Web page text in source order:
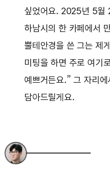
싶었어요. 2025년 5월
하남시의 한 카페에서
뿔테안경을 쓴 그는 제
미팅을 하면 주로 여기
예쁘거든요.” 그 자리
담아드릴게요.